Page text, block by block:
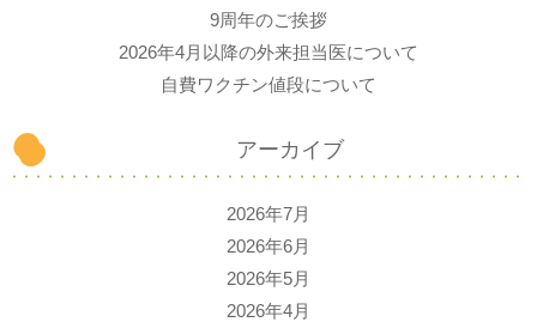
9周年のご挨拶
2026年4月以降の外来担当医について
自費ワクチン値段について
アーカイブ
2026年7月
2026年6月
2026年5月
2026年4月